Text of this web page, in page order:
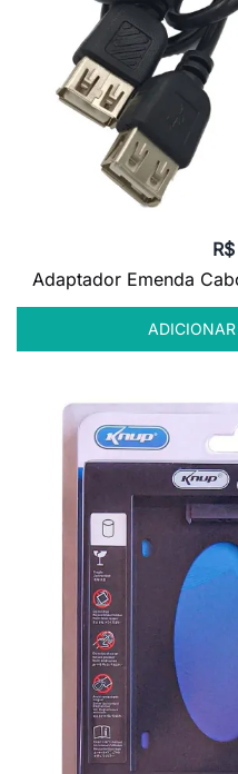
R$
Adaptador Emenda